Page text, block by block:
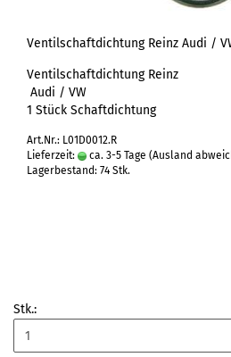
Ventilschaftdichtung Reinz Audi /
Ventilschaftdichtung Reinz
Audi / VW
1 Stück Schaftdichtung
Art.Nr.: L01D0012.R
Lieferzeit:
ca. 3-5 Tage (Ausland
Lagerbestand: 74 Stk.
Stk.: